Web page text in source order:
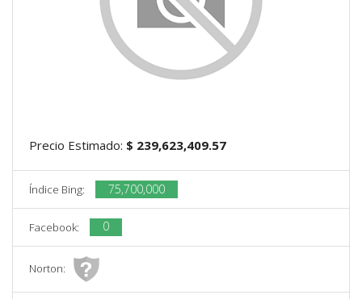
Precio Estimado: $ 239,623,409.57
Índice Bing: 75,700,000
Facebook: 0
Norton: